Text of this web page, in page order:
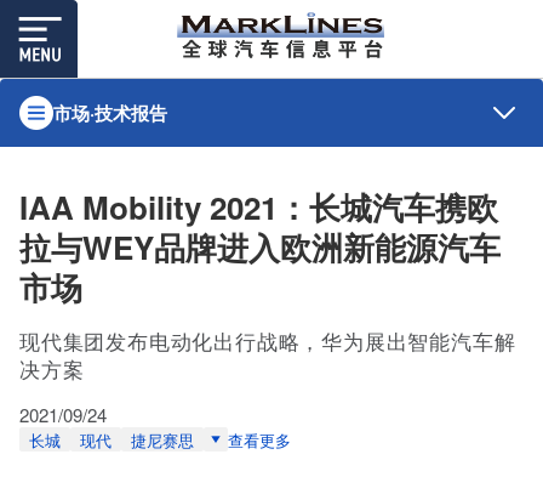
市场·技术报告
IAA Mobility 2021：长城汽车携欧
拉与WEY品牌进入欧洲新能源汽车
市场
现代集团发布电动化出行战略，华为展出智能汽车解
决方案
2021/09/24
长城 现代 捷尼赛思 查看更多